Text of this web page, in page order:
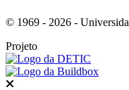
© 1969 - 2026 -
Projeto